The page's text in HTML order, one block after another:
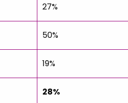
27%
50%
19%
28%